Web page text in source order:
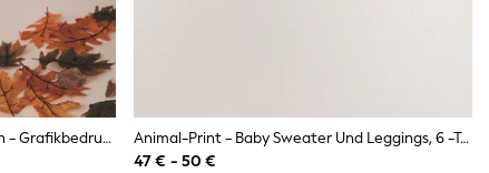
Cream Harvest Market Kollektion - Grafikbedrucktes Oberteil Und Leggings-Set (3Monate –7Jahre)
Animal-Print - Baby Sweater Und Leggings, 6 -teiliges Set (0Monate–2Jahre)
47 € - 50 €